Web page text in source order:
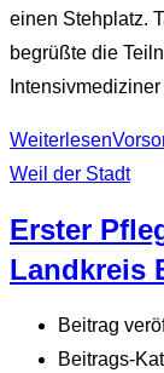
einen Stehplatz.
begrüßte die
Weiterlesen
Weil der Stadt
Erster
Landkreis
Beitrag
Beitrags-